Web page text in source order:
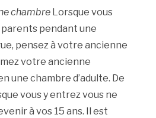
chambre Lorsque vous
pendant une
pensez à votre ancienne
votre ancienne
une chambre d’adulte. De
vous y entrez vous ne
à vos 15 ans. Il est